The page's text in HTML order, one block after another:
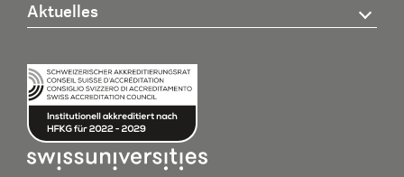
Aktuelles